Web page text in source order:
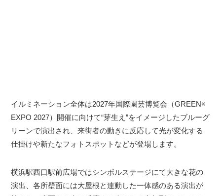
イルミネーション全体は2027年国際園芸博覧会（GREEN×
EXPO 2027）開催に向けて“芽生え”をイメージしたブルーグ
リーンで演出され、来街者の動きに反応して光が変化する
仕掛けや新たなフォトスポットなどが登場します。
横浜駅西口駅前広場ではシンボルステージにて大きな花の
演出、各所壁面には大屋根と連動した一体感のある演出が